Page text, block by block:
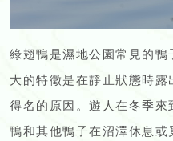
綠翅鴨是濕地公園常見的
大的特徵是在靜止狀態時
得名的原因。遊人在冬季
鴨和其他鴨子在沼澤休息或